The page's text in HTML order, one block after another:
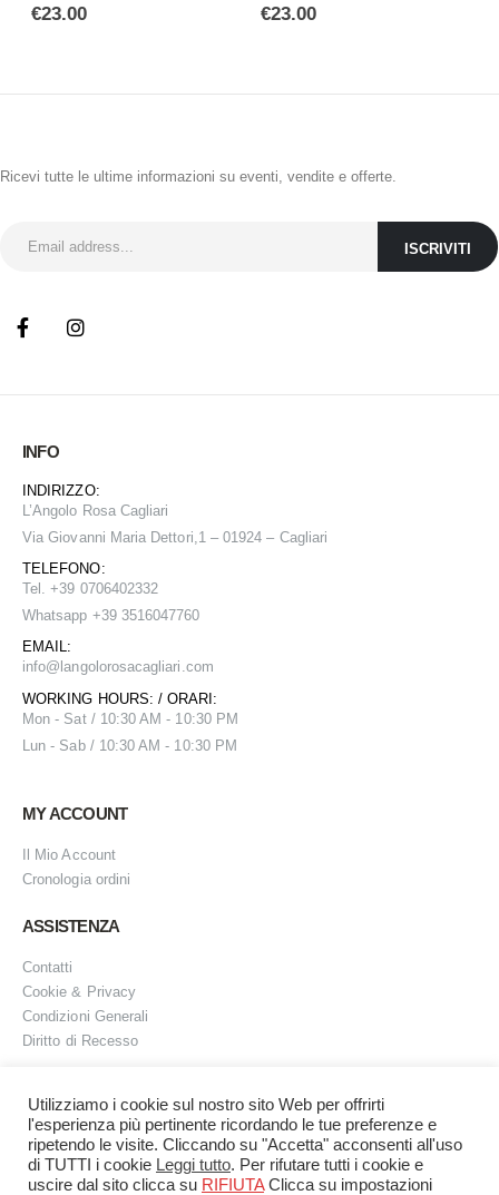
€23.00 €23.00
Ricevi tutte le ultime informazioni su eventi, vendite e offerte.
INFO
INDIRIZZO:
L’Angolo Rosa Cagliari
Via Giovanni Maria Dettori,1 – 01924 – Cagliari
TELEFONO:
Tel. +39 0706402332
Whatsapp +39 3516047760
EMAIL:
info@ langolorosacagliari.com
WORKING HOURS: / ORARI:
Mon - Sat / 10:30 AM - 10:30 PM
Lun - Sab / 10:30 AM - 10:30 PM
MY ACCOUNT
Il Mio Account
Cronologia ordini
ASSISTENZA
Contatti
Cookie & Privacy
Condizioni Generali
Diritto di Recesso
L'angolo Rosa © 2025. All Rights Reserved
Utilizziamo i cookie sul nostro sito Web per offrirti
l'esperienza più pertinente ricordando le tue preferenze e
ripetendo le visite. Cliccando su "Accetta" acconsenti all'uso
di TUTTI i cookie Leggi tutto. Per rifutare tutti i cookie e
uscire dal sito clicca su RIFIUTAClicca su impostazioni